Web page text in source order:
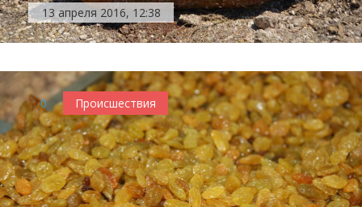
13 апреля 2016, 12:38
0 Происшествия